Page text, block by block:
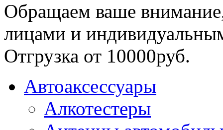
Обращаем ваше
лицами и
Отгрузка от 10000руб.
Автоаксессуары
Алкотестеры